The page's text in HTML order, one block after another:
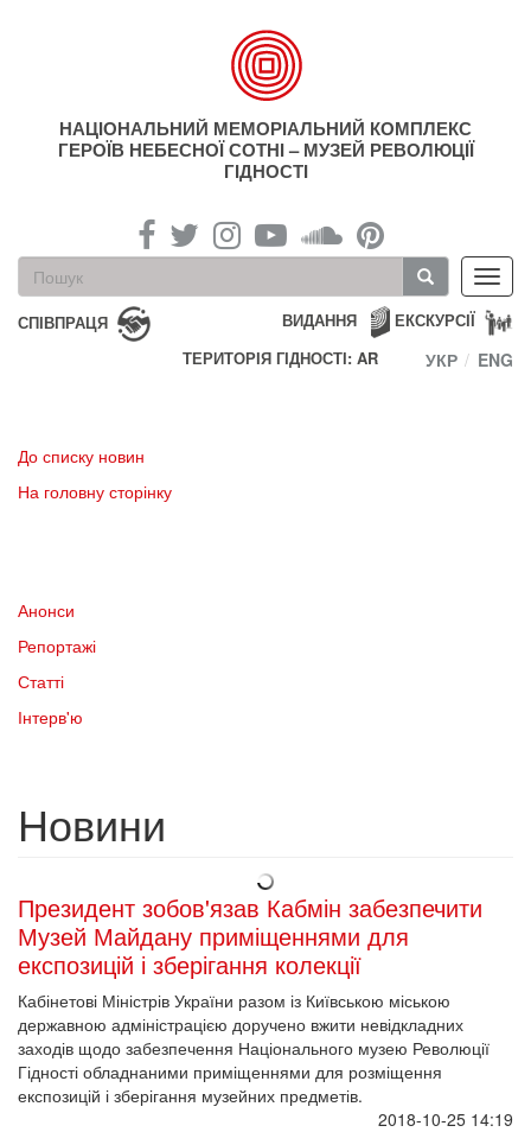
НАЦІОНАЛЬНИЙ МЕМОРІАЛЬНИЙ КОМПЛЕКС
ГЕРОЇВ НЕБЕСНОЇ СОТНІ – МУЗЕЙ РЕВОЛЮЦІЇ
ГІДНОСТІ
Пошукова
форма
Пошук
СПІВПРАЦЯ ЕКСКУРСІЇ
ВИДАННЯ
ТЕРИТОРІЯ ГІДНОСТІ: AR
УКР ENG
До списку новин
На головну сторінку
Анонси
Репортажі
Статті
Інтерв'ю
Новини
Президент зобов'язав Кабмін забезпечити
Музей Майдану приміщеннями для
експозицій і зберігання колекції
Кабінетові Міністрів України разом із Київською міською
державною адміністрацією доручено вжити невідкладних
заходів щодо забезпечення Національного музею Революції
Гідності обладнаними приміщеннями для розміщення
експозицій і зберігання музейних предметів.
2018-10-25 14:19